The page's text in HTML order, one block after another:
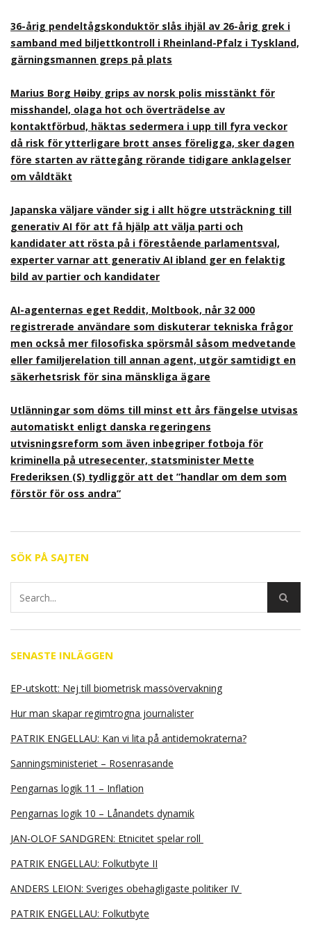
36-årig pendeltågskonduktör slås ihjäl av 26-årig grek i
samband med biljettkontroll i Rheinland-Pfalz i Tyskland,
gärningsmannen greps på plats
Marius Borg Høiby grips av norsk polis misstänkt för
misshandel, olaga hot och överträdelse av
kontaktförbud, häktas sedermera i upp till fyra veckor
då risk för ytterligare brott anses föreligga, sker dagen
före starten av rättegång rörande tidigare anklagelser
om våldtäkt
Japanska väljare vänder sig i allt högre utsträckning till
generativ AI för att få hjälp att välja parti och
kandidater att rösta på i förestående parlamentsval,
experter varnar att generativ AI ibland ger en felaktig
bild av partier och kandidater
AI-agenternas eget Reddit, Moltbook, når 32 000
registrerade användare som diskuterar tekniska frågor
men också mer filosofiska spörsmål såsom medvetande
eller familjerelation till annan agent, utgör samtidigt en
säkerhetsrisk för sina mänskliga ägare
Utlänningar som döms till minst ett års fängelse utvisas
automatiskt enligt danska regeringens
utvisningsreform som även inbegriper fotboja för
kriminella på utresecenter, statsminister Mette
Frederiksen (S) tydliggör att det ”handlar om dem som
förstör för oss andra”
SÖK PÅ SAJTEN
SENASTE INLÄGGEN
EP-utskott: Nej till biometrisk massövervakning
Hur man skapar regimtrogna journalister
PATRIK ENGELLAU: Kan vi lita på antidemokraterna?
Sanningsministeriet – Rosenrasande
Pengarnas logik 11 – Inflation
Pengarnas logik 10 – Lånandets dynamik
JAN-OLOF SANDGREN: Etnicitet spelar roll
PATRIK ENGELLAU: Folkutbyte II
ANDERS LEION: Sveriges obehagligaste politiker IV
PATRIK ENGELLAU: Folkutbyte